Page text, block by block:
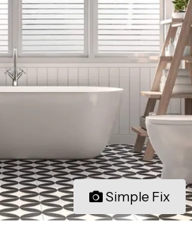
Simple Fix